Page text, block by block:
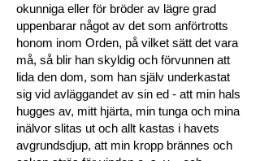
okunniga eller för bröder av lägre grad
uppenbarar något av det som anförtrotts
honom inom Orden, på vilket sätt det vara
må, så blir han skyldig och förvunnen att
lida den dom, som han själv underkastat
sig vid avläggandet av sin ed - att min hals
hugges av, mitt hjärta, min tunga och mina
inälvor slitas ut och allt kastas i havets
avgrundsdjup, att min kropp brännes och